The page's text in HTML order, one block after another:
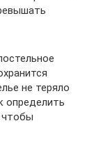
не теряло
определить
чтобы